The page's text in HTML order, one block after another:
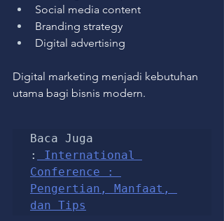
Social media content
Branding strategy
Digital advertising
Digital marketing menjadi kebutuhan
utama bagi bisnis modern.
Baca Juga
:
International
Conference :
Pengertian, Manfaat,
dan Tips